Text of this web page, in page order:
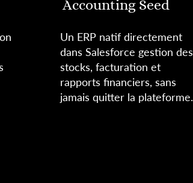
Accounting Seed
Un ERP natif directement
dans Salesforce gestion des
stocks, facturation et
rapports financiers, sans
jamais quitter la plateforme.